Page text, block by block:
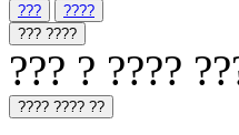
???
????
??? ????
??? ? ????
???? ???? ??